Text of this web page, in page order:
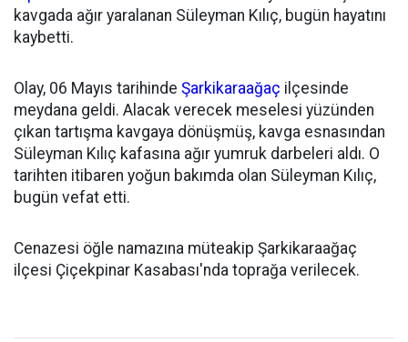
kavgada ağır yaralanan Süleyman Kılıç, bugün hayatını
kaybetti.
Olay, 06 Mayıs tarihinde Şarkikaraağaç ilçesinde
meydana geldi. Alacak verecek meselesi yüzünden
çıkan tartışma kavgaya dönüşmüş, kavga esnasından
Süleyman Kılıç kafasına ağır yumruk darbeleri aldı. O
tarihten itibaren yoğun bakımda olan Süleyman Kılıç,
bugün vefat etti.
Cenazesi öğle namazına müteakip Şarkikaraağaç
ilçesi Çiçekpinar Kasabası'nda toprağa verilecek.